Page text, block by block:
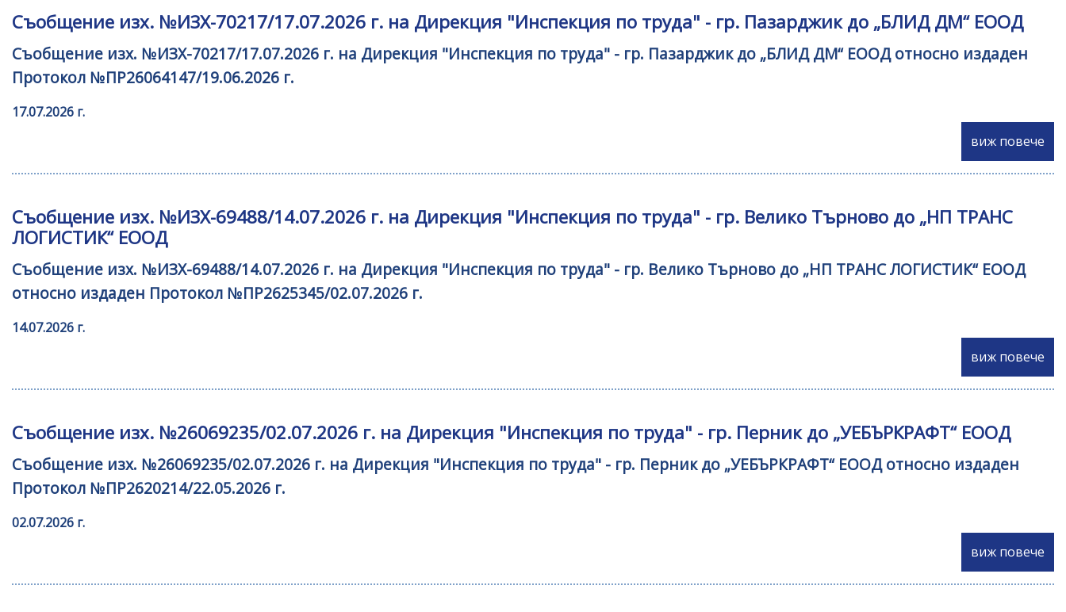
на
за
хора
зрителни
използват
четец;
Натиснете
Control-
F10,
да
отворите
Съобщение изх. №ИЗХ-70217/17.07.2026 г. на Дирекция "Инспекция по труда" - гр. Пазарджик до „БЛИД ДМ“ ЕООД
Съобщение изх. №ИЗХ-70217/17.07.2026 г. на Дирекция "Инспекция по труда" - гр. Пазарджик до „БЛИД ДМ“ ЕООД относно издаден
Протокол №ПР26064147/19.06.2026 г.
17.07.2026 г.
виж повече
Съобщение изх. №ИЗХ-69488/14.07.2026 г. на Дирекция "Инспекция по труда" - гр. Велико Търново до „НП ТРАНС
ЛОГИСТИК“ ЕООД
Съобщение изх. №ИЗХ-69488/14.07.2026 г. на Дирекция "Инспекция по труда" - гр. Велико Търново до „НП ТРАНС ЛОГИСТИК“ ЕООД
относно издаден Протокол №ПР2625345/02.07.2026 г.
14.07.2026 г.
виж повече
Съобщение изх. №26069235/02.07.2026 г. на Дирекция "Инспекция по труда" - гр. Перник до „УЕБЪРКРАФТ“ ЕООД
Съобщение изх. №26069235/02.07.2026 г. на Дирекция "Инспекция по труда" - гр. Перник до „УЕБЪРКРАФТ“ ЕООД относно издаден
Протокол №ПР2620214/22.05.2026 г.
02.07.2026 г.
виж повече